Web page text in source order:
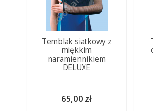
Temblak siatkowy z
miękkim
naramiennikiem
DELUXE
65,00 zł